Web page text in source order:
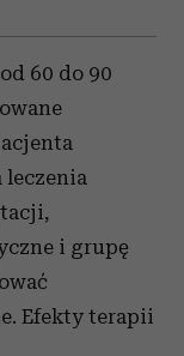
60 do 90
leczenia
i grupę
Efekty terapii